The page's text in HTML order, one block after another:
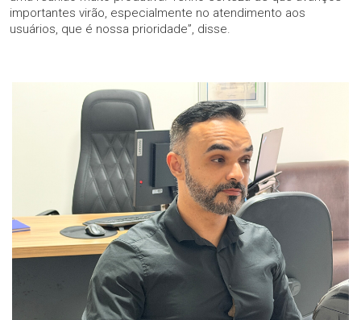
importantes virão, especialmente no atendimento aos
usuários, que é nossa prioridade”, disse.